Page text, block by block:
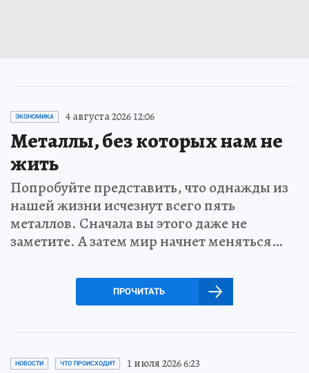
ЭКОНОМИКА 4 августа 2026 12:06
Металлы, без которых нам не
жить
Попробуйте представить, что однажды из
нашей жизни исчезнут всего пять
металлов. Сначала вы этого даже не
заметите. А затем мир начнет меняться…
ПРОЧИТАТЬ
НОВОСТИ ЧТО ПРОИСХОДИТ 1 июля 2026 6:23